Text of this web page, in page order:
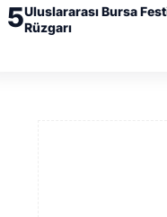
5Uluslararası Bursa
Rüzgarı